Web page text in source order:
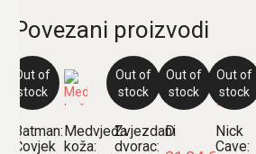
Povezani proizvodi
Out of
stock
Batman:
Čovjek
Medvjeđa
koža:
Out of
stock
Zvjezdani
dvorac:
Out of
stock
D
Out of
stock
Nick
Cave: